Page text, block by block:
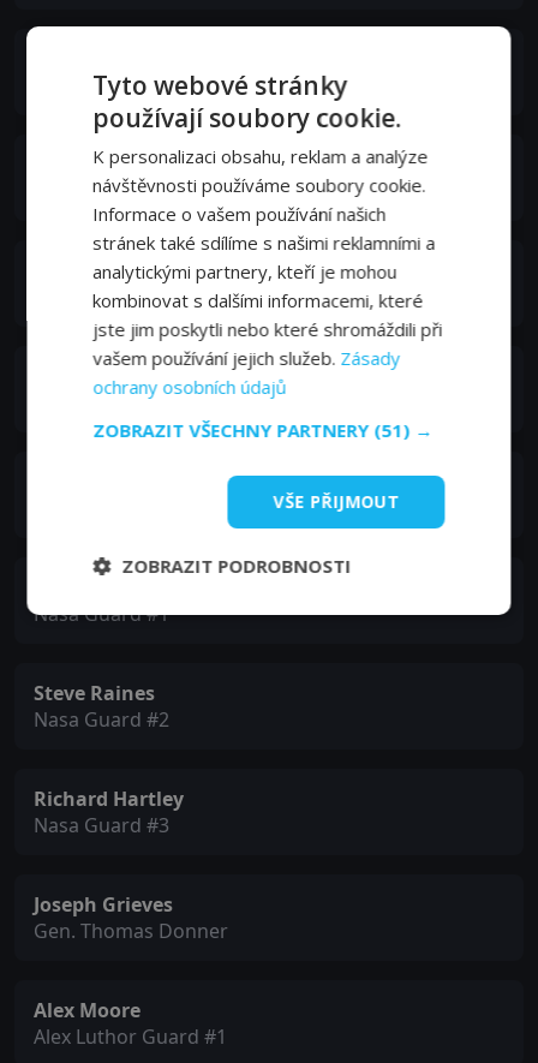
Perry White
Amelia Tyler
Lara Lor-Van
Jack O'Halloran
Shuttle Commander(voice)
Serena Lorien
Nasa Capcom(voice)
Nasa Guard #1
Steve Raines
Nasa Guard #2
Richard Hartley
Nasa Guard #3
Joseph Grieves
Gen. Thomas Donner
Alex Moore
Alex Luthor Guard #1
Tyto webové stránky
používají soubory cookie.
K personalizaci obsahu, reklam a analýze
návštěvnosti používáme soubory cookie.
Informace o vašem používání našich
stránek také sdílíme s našimi reklamními a
analytickými partnery, kteří je mohou
kombinovat s dalšími informacemi, které
jste jim poskytli nebo které shromáždili při
vašem používání jejich služeb. Zásady
ochrany osobních údajů
ZOBRAZIT VŠECHNY PARTNERY (51) →
VŠE PŘIJMOUT
ZOBRAZIT PODROBNOSTI